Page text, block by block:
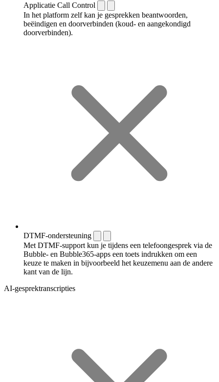
Applicatie Call Control
In het platform zelf kan je gesprekken beantwoorden,
beëindigen en doorverbinden (koud- en aangekondigd
doorverbinden).
DTMF-ondersteuning
Met DTMF-support kun je tijdens een telefoongesprek via de
Bubble- en Bubble365-apps een toets indrukken om een
keuze te maken in bijvoorbeeld het keuzemenu aan de andere
kant van de lijn.
AI-gesprektranscripties